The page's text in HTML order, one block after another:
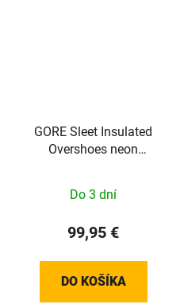
GORE Sleet Insulated
Overshoes neon
Do 3 dní
99,95 €
DO KOŠÍKA